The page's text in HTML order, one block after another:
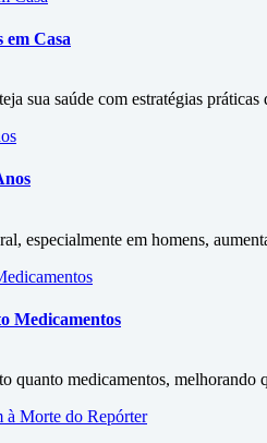
em Casa
sua saúde com estratégias
especialmente em homens,
Medicamentos
quanto medicamentos, melhorando